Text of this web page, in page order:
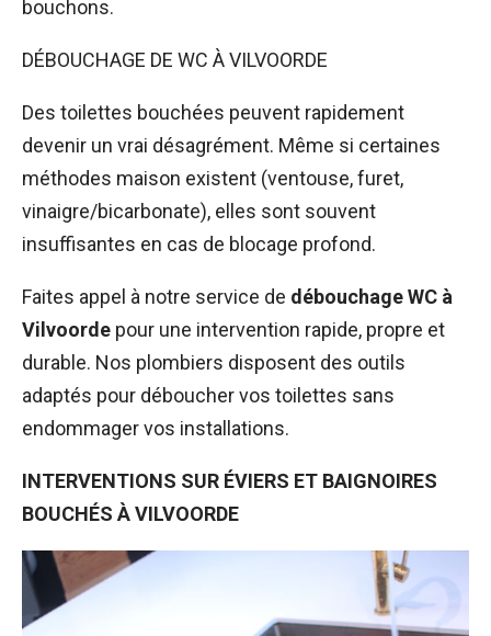
bouchons.
DÉBOUCHAGE DE WC À VILVOORDE
Des toilettes bouchées peuvent rapidement
devenir un vrai désagrément. Même si certaines
méthodes maison existent (ventouse, furet,
vinaigre/bicarbonate), elles sont souvent
insuffisantes en cas de blocage profond.
Faites appel à notre service de débouchage WC à
Vilvoorde pour une intervention rapide, propre et
durable. Nos plombiers disposent des outils
adaptés pour déboucher vos toilettes sans
endommager vos installations.
INTERVENTIONS SUR ÉVIERS ET BAIGNOIRES
BOUCHÉS À VILVOORDE